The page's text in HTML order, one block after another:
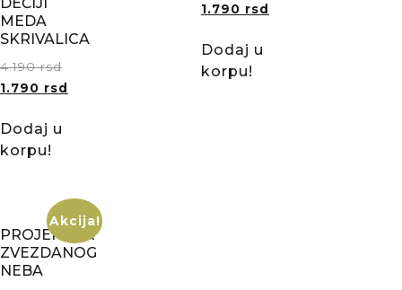
MEDA
SKRIVALICA
4.190rsd
1.790 rsd
Dodaj u
korpu!
1.790 rsd
Dodaj u
korpu!
Akcija!
PROJEKTOR
ZVEZDANOG
NEBA